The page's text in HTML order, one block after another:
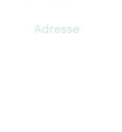
Adresse